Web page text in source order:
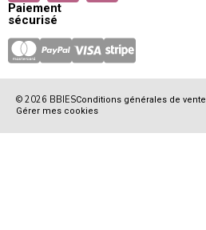
Paiement
sécurisé
© 2026 BBIESConditions générales de vente
Gérer mes cookies